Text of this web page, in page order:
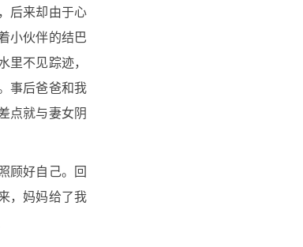
后来却由于心
小伙伴的结巴
里不见踪迹，
事后爸爸和我
点就与妻女阴
顾好自己。回
，妈妈给了我